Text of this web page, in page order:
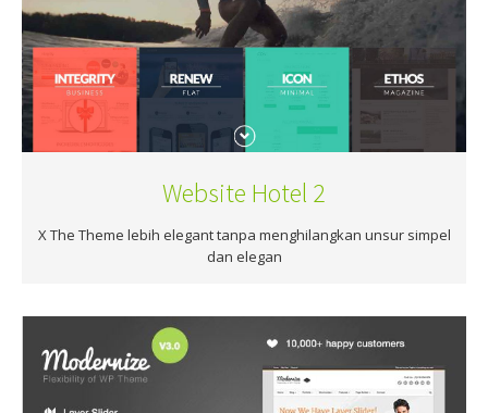
Website Hotel 2
X The Theme lebih elegant tanpa menghilangkan unsur simpel
dan elegan